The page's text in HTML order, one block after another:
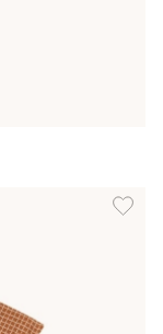
Lägg